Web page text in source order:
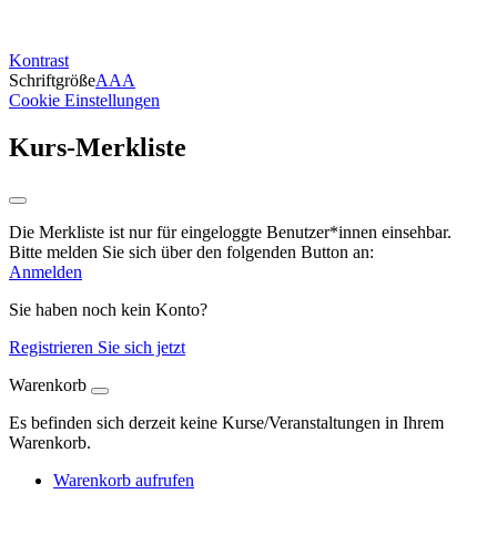
Kontrast
SchriftgrößeAAA
Cookie Einstellungen
Kurs-Merkliste
Die Merkliste ist nur für eingeloggte Benutzer*innen einsehbar.
Bitte melden Sie sich über den folgenden Button an:
Anmelden
Sie haben noch kein Konto?
Registrieren Sie sich jetzt
Warenkorb
Es befinden sich derzeit keine Kurse/Veranstaltungen in Ihrem
Warenkorb.
Warenkorb aufrufen